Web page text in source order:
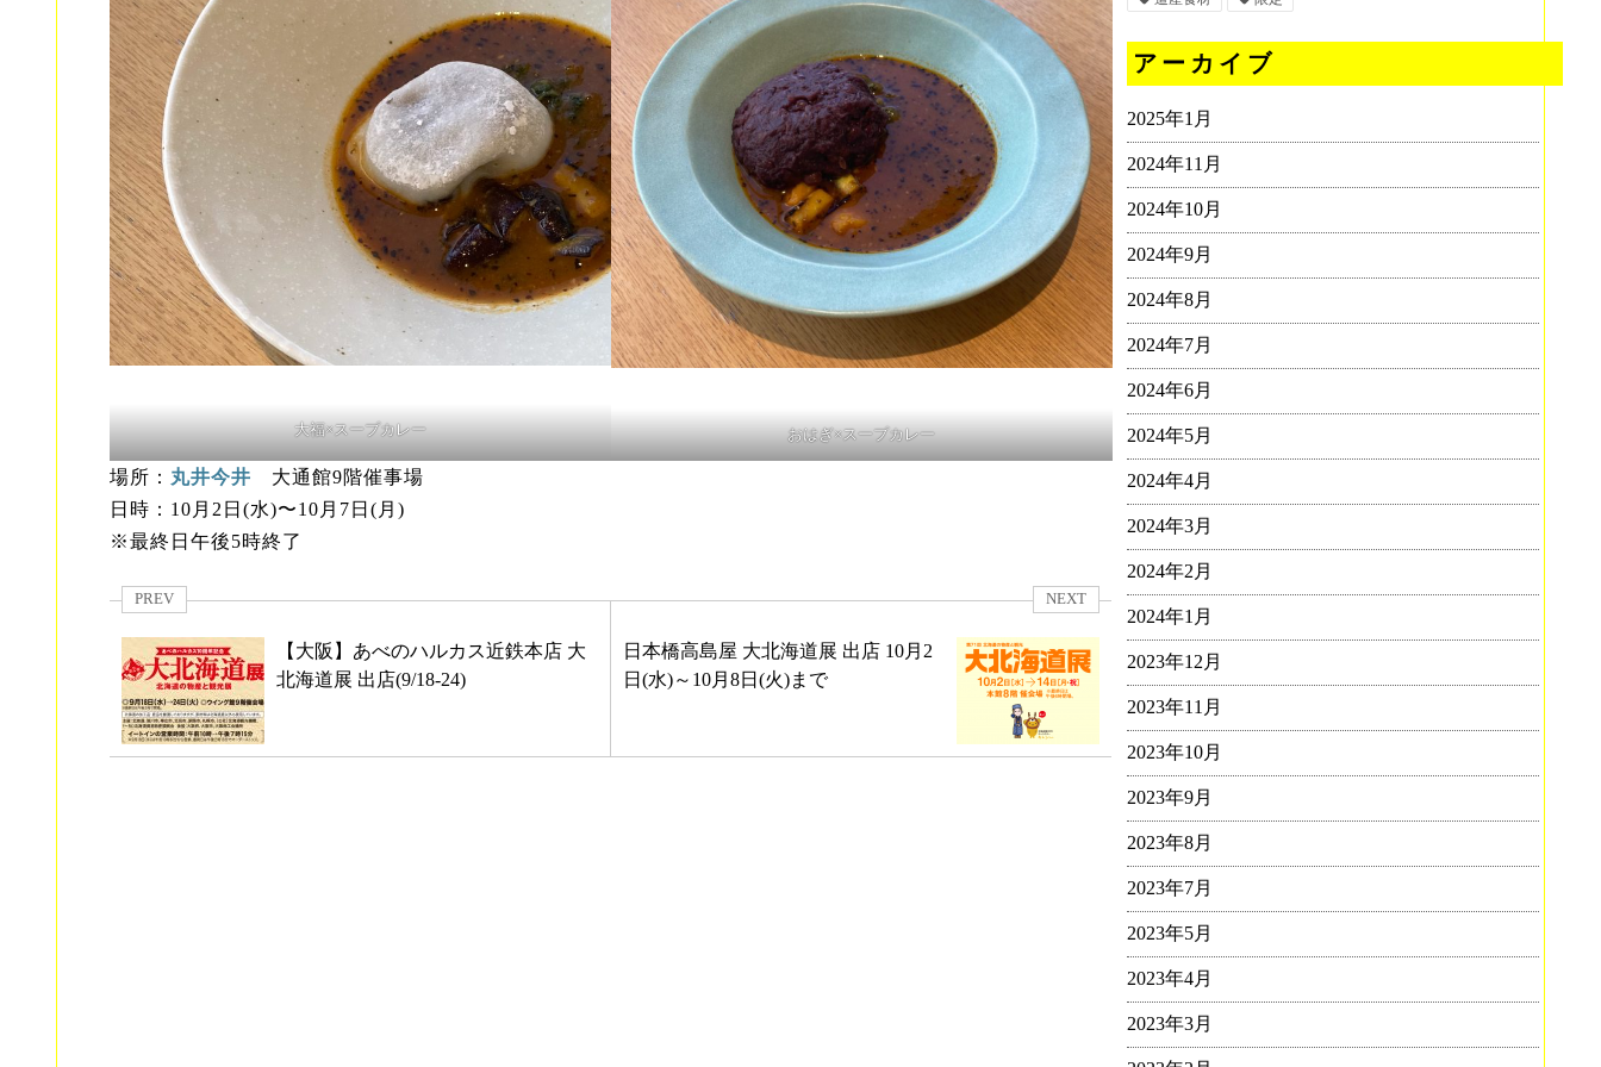
大福×スープカレー おはぎ×スープカレー
場所： 丸井今井 大通館9階催事場
日時：10月2日(水)〜10月7日(月)
※最終日午後5時終了
PREV
【大阪】あべのハルカス近鉄本店 大
北海道展 出店(9/18-24)
NEXT
日本橋高島屋 大北海道展 出店 10月2
日(水)～10月8日(火)まで
アーカイブ
2025年1月
2024年11月
2024年10月
2024年9月
2024年8月
2024年7月
2024年6月
2024年5月
2024年4月
2024年3月
2024年2月
2024年1月
2023年12月
2023年11月
2023年10月
2023年9月
2023年8月
2023年7月
2023年5月
2023年4月
2023年3月